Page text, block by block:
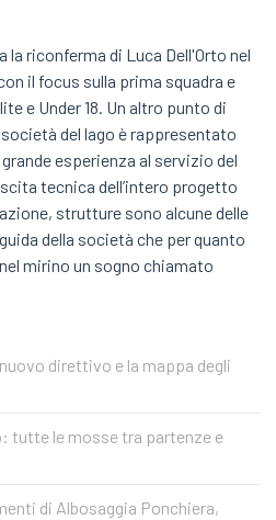
riconferma di Luca Dell'Orto nel
il focus sulla prima squadra e
e Under 18. Un altro punto di
del lago è rappresentato
esperienza al servizio del
tecnica dell’intero progetto
strutture sono alcune delle
della società che per quanto
mirino un sogno chiamato
direttivo e la mappa degli
tutte le mosse tra partenze e
di Albosaggia Ponchiera,